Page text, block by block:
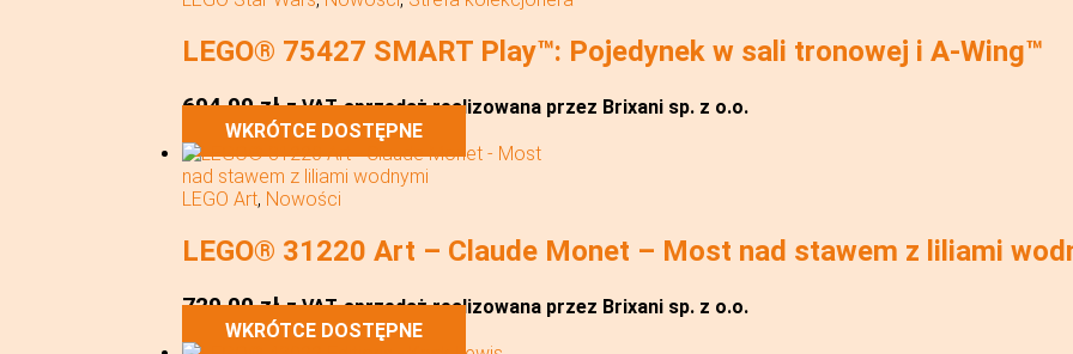
LEGO® 75427 SMART Play™: Pojedynek w sali tronowej i A-Wing™
694,99zł z VAT sprzedaż realizowana przez Brixani sp. z o.o.
WKRÓTCE DOSTĘPNE
LEGO Art, Nowości
LEGO® 31220 Art – Claude Monet – Most nad stawem z liliami
729,00zł z VAT sprzedaż realizowana przez Brixani sp. z o.o.
WKRÓTCE DOSTĘPNE